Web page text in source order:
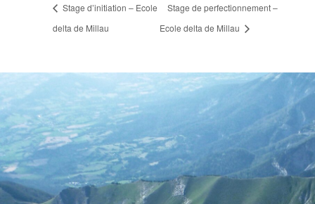
Stage d’initiation – Ecole
delta de Millau
Stage de perfectionnement –
Ecole delta de Millau